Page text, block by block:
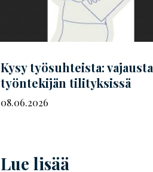
Kysy työsuhteista: vajausta
työntekijän tilityksissä
08.06.2026
Lue lisää